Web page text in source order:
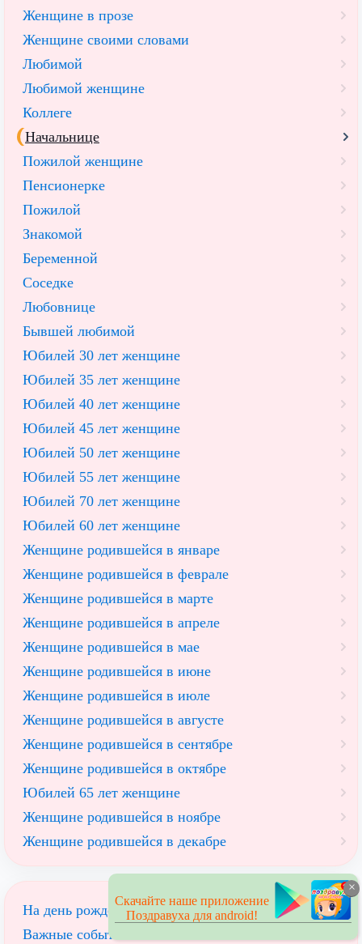
Женщине в прозе
Женщине своими словами
Любимой
Любимой женщине
Коллеге
Начальнице
Пожилой женщине
Пенсионерке
Пожилой
Знакомой
Беременной
Соседке
Любовнице
Бывшей любимой
Юбилей 30 лет женщине
Юбилей 35 лет женщине
Юбилей 40 лет женщине
Юбилей 45 лет женщине
Юбилей 50 лет женщине
Юбилей 55 лет женщине
Юбилей 70 лет женщине
Юбилей 60 лет женщине
Женщине родившейся в январе
Женщине родившейся в феврале
Женщине родившейся в марте
Женщине родившейся в апреле
Женщине родившейся в мае
Женщине родившейся в июне
Женщине родившейся в июле
Женщине родившейся в августе
Женщине родившейся в сентябре
Женщине родившейся в октябре
Юбилей 65 лет женщине
Женщине родившейся в ноябре
Женщине родившейся в декабре
На день рождения
Важные события
×
Скачайте наше приложение
Поздравуха для android!